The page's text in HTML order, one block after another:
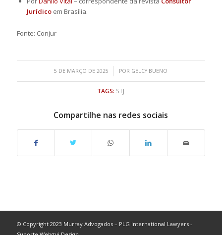
Jurídicoem Brasília.
Fonte: Conjur
5 DE MARÇO DE 2025
/ POR GELCY BUENO
TAGS: STJ
Compartilhe nas redes sociais
© Copyright 2023 Murray Advogados – PLG International Lawyers -